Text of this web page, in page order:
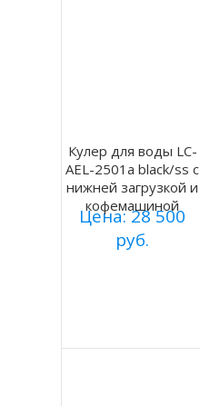
Кулер для воды LC-
AEL-2501a black/ss с
нижней загрузкой и
кофемашиной
Цена: 28 500
руб.